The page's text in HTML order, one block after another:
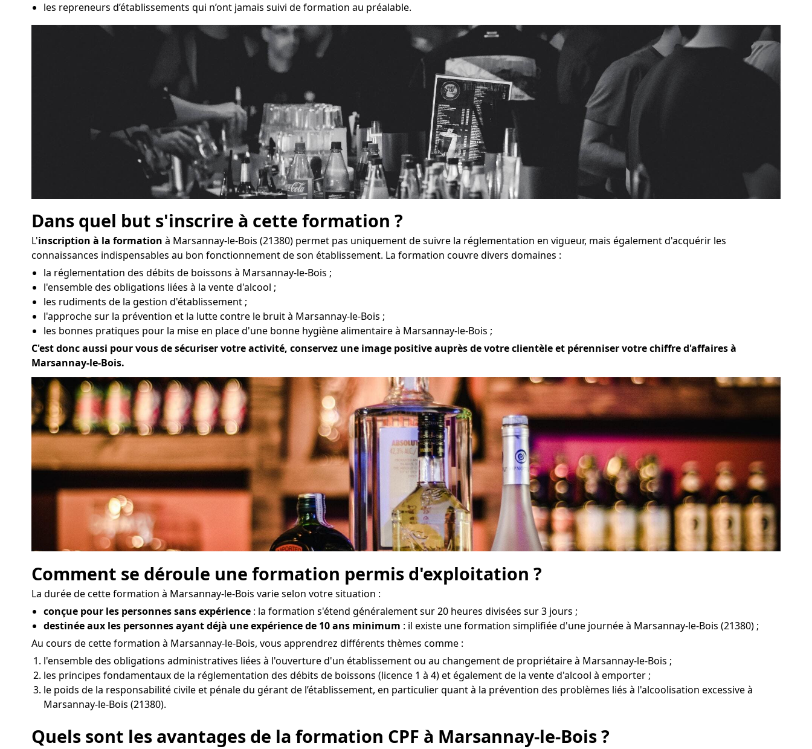
les repreneurs d’établissements qui n’ont jamais suivi de formation au préalable.
Dans quel but s'inscrire à cette formation ?
L'inscription à la formation à Marsannay-le-Bois (21380) permet pas uniquement de suivre la réglementation en vigueur, mais également d'acquérir les
connaissances indispensables au bon fonctionnement de son établissement. La formation couvre divers domaines :
la réglementation des débits de boissons à Marsannay-le-Bois ;
l'ensemble des obligations liées à la vente d'alcool ;
les rudiments de la gestion d'établissement ;
l'approche sur la prévention et la lutte contre le bruit à Marsannay-le-Bois ;
les bonnes pratiques pour la mise en place d'une bonne hygiène alimentaire à Marsannay-le-Bois ;
C'est donc aussi pour vous de sécuriser votre activité, conservez une image positive auprès de votre clientèle et pérenniser votre chiffre d'affaires à
Marsannay-le-Bois.
Comment se déroule une formation permis d'exploitation ?
La durée de cette formation à Marsannay-le-Bois varie selon votre situation :
conçue pour les personnes sans expérience : la formation s'étend généralement sur 20 heures divisées sur 3 jours ;
destinée aux les personnes ayant déjà une expérience de 10 ans minimum : il existe une formation simplifiée d'une journée à Marsannay-le-Bois (21380) ;
Au cours de cette formation à Marsannay-le-Bois, vous apprendrez différents thèmes comme :
l'ensemble des obligations administratives liées à l'ouverture d'un établissement ou au changement de propriétaire à Marsannay-le-Bois ;
les principes fondamentaux de la réglementation des débits de boissons (licence 1 à 4) et également de la vente d'alcool à emporter ;
le poids de la responsabilité civile et pénale du gérant de l’établissement, en particulier quant à la prévention des problèmes liés à l'alcoolisation excessive à
Marsannay-le-Bois (21380).
Quels sont les avantages de la formation CPF à Marsannay-le-Bois ?